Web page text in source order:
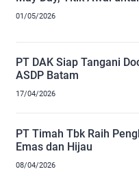
01/05/2026
PT DAK Siap Tangani
ASDP Batam
17/04/2026
PT Timah Tbk Raih
Emas dan Hijau
08/04/2026